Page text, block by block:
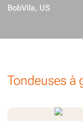
BobVila, US
Tondeuses à